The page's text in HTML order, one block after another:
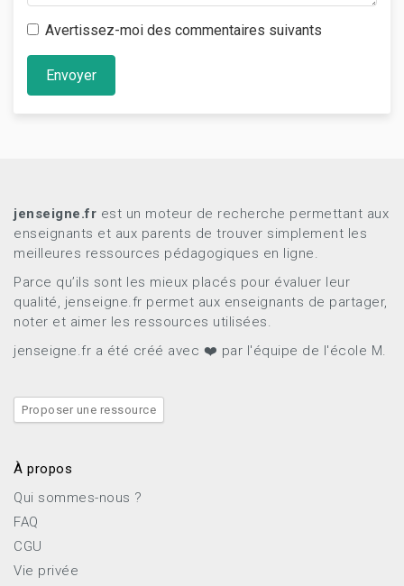
Avertissez-moi des commentaires suivants
Envoyer
jenseigne.fr est un moteur de recherche permettant aux
enseignants et aux parents de trouver simplement les
meilleures ressources pédagogiques en ligne.
Parce qu’ils sont les mieux placés pour évaluer leur
qualité, jenseigne.fr permet aux enseignants de partager,
noter et aimer les ressources utilisées.
jenseigne.fr a été créé avec ❤️ par l'équipe de l'école M.
Proposer une ressource
À propos
Qui sommes-nous ?
FAQ
CGU
Vie privée